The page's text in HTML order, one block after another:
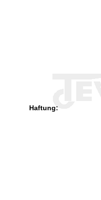
Haftung: